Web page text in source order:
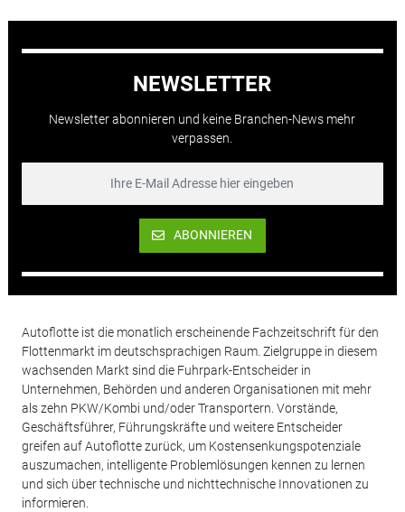
NEWSLETTER
Newsletter abonnieren und keine Branchen-News mehr
verpassen.
ABONNIEREN
Autoflotte ist die monatlich erscheinende Fachzeitschrift für den
Flottenmarkt im deutschsprachigen Raum. Zielgruppe in diesem
wachsenden Markt sind die Fuhrpark-Entscheider in
Unternehmen, Behörden und anderen Organisationen mit mehr
als zehn PKW/Kombi und/oder Transportern. Vorstände,
Geschäftsführer, Führungskräfte und weitere Entscheider
greifen auf Autoflotte zurück, um Kostensenkungspotenziale
auszumachen, intelligente Problemlösungen kennen zu lernen
und sich über technische und nichttechnische Innovationen zu
informieren.